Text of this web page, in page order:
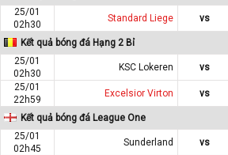
25/01
02h30
Standard Liege vs
Kết quả bóng đá Hạng 2 Bỉ
25/01
02h30
KSC Lokeren vs
25/01
22h59
Excelsior Virton vs
Kết quả bóng đá League One
25/01
02h45
Sunderland vs